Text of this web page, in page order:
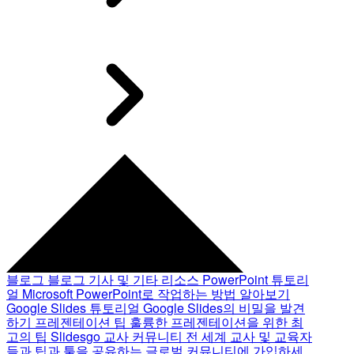
블로그 블로그 기사 및 기타 리소스 PowerPoint 튜토리
얼 Microsoft PowerPoint로 작업하는 방법 알아보기
Google Slides 튜토리얼 Google Slides의 비밀을 발견
하기 프레젠테이션 팁 훌륭한 프레젠테이션을 위한 최
고의 팁 Slidesgo 교사 커뮤니티 전 세계 교사 및 교육자